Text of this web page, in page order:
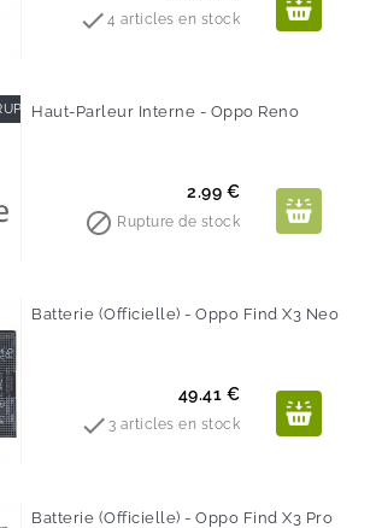
 4 articles en stock
DE STOCK
Haut-Parleur Interne - Oppo Reno
Prix
2.99 €
 Rupture de stock
Batterie (Officielle) - Oppo Find X3 Neo
Prix
49.41 €
 3 articles en stock
Batterie (Officielle) - Oppo Find X3 Pro